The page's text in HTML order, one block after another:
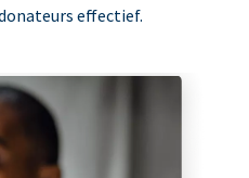
effectief.